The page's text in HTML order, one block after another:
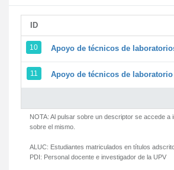
ID
10 Apoyo de técnicos de
11 Apoyo de técnicos de
NOTA: Al pulsar sobre un descriptor se accede a
sobre el mismo.
ALUC: Estudiantes matriculados en títulos
PDI: Personal docente e investigador de la UPV